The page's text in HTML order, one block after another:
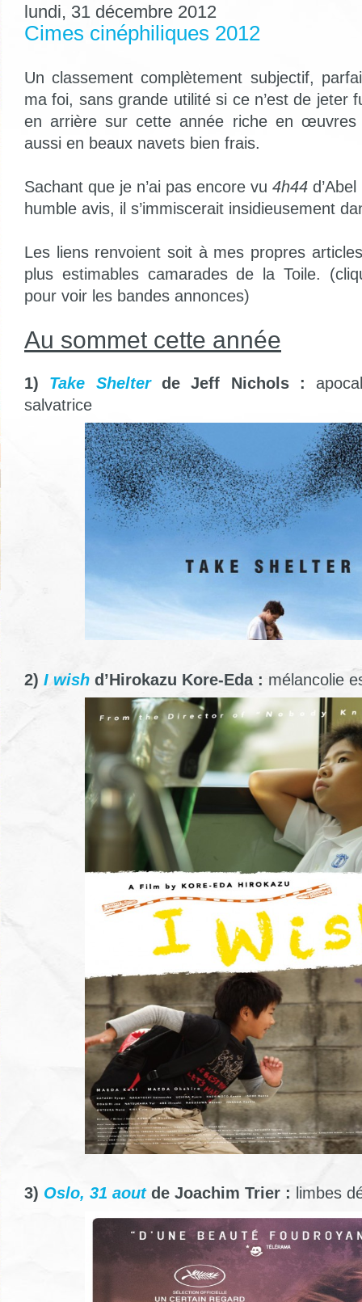
lundi, 31 décembre 2012
Cimes cinéphiliques 2012
Un classement complètement subjectif,
ma foi, sans grande utilité si ce n’est de jeter
en arrière sur cette année riche en œuvres
aussi en beaux navets bien frais.
Sachant que je n’ai pas encore vu 4h44
humble avis, il s’immiscerait insidieusement
Les liens renvoient soit à mes propres
plus estimables camarades de la Toile.
pour voir les bandes annonces)
Au sommet cette année
1) Take Shelterde Jeff Nichols :
salvatrice
2) I wish d’Hirokazu Kore-Eda : mélancolie
3) Oslo, 31 aoutde Joachim Trier : limbes